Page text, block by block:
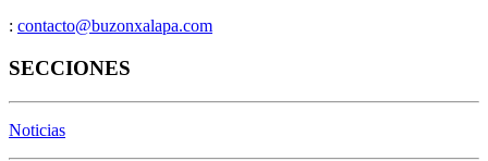
: contacto@buzonxalapa.com
SECCIONES
Noticias